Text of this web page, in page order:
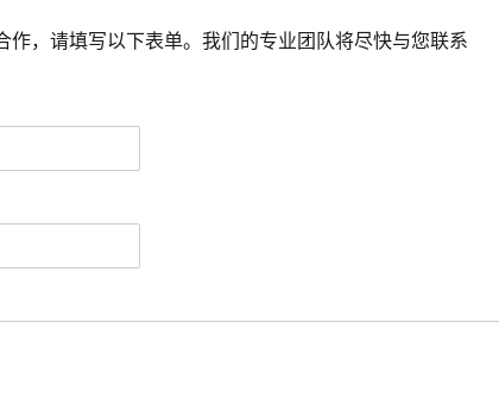
，请填写以下表单。我们的专业团队将尽快与您联系